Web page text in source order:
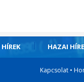
HAZAI
Kapcsolat•